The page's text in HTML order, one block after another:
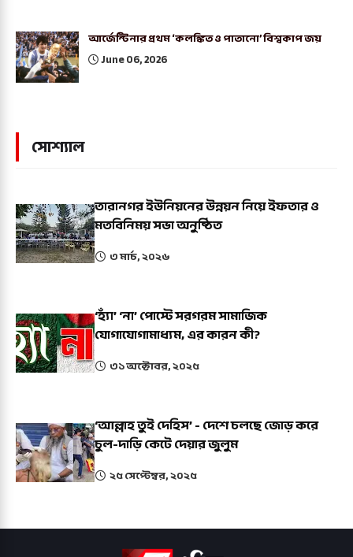
আর্জেন্টিনার প্রথম ‘কলঙ্কিত ও পাতানো’ বিশ্বকাপ জয়
June 06, 2026
সোশ্যাল
তারানগর ইউনিয়নের উন্নয়ন নিয়ে ইফতার ও
মতবিনিময় সভা অনুষ্ঠিত
৩ মার্চ, ২০২৬
‘হ্যাঁ’ ‘না’ পোস্টে সরগরম সামাজিক
যোগাযোগামাধ্যম, এর কারন কী?
৩১ অক্টোবর, ২০২৫
‘আল্লাহ তুই দেহিস’ - দেশে চলছে জোড় করে
চুল-দাড়ি কেটে দেয়ার জুলুম
২৫ সেপ্টেম্বর, ২০২৫